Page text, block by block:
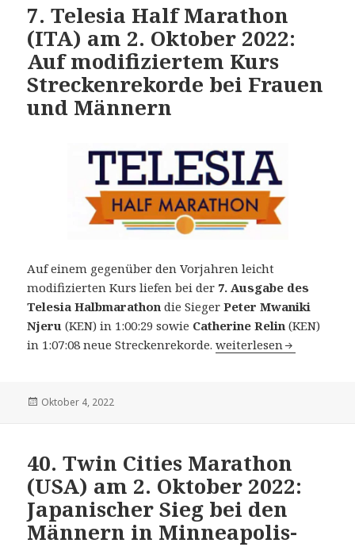
7. Telesia Half Marathon
(ITA) am 2. Oktober 2022:
Auf modifiziertem Kurs
Streckenrekorde bei Frauen
und Männern
Auf einem gegenüber den Vorjahren leicht
modifizierten Kurs liefen bei der 7. Ausgabe des
Telesia Halbmarathon die SiegerPeter Mwaniki
Njeru (KEN) in 1:00:29 sowie Catherine Relin (KEN)
in 1:07:08 neue Streckenrekorde.7. Telesia Half
weiterlesen
Veröffentlicht
Oktober 4, 2022
40. Twin Cities Marathon
(USA) am 2. Oktober 2022:
Japanischer Sieg bei den
Männern in Minneapolis-